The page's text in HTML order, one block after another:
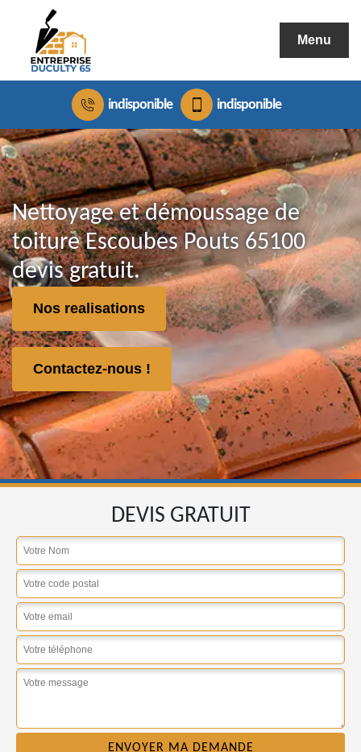
Menu
indisponible indisponible
Nettoyage et démoussage de
toiture Escoubes Pouts 65100
devis gratuit.
Nos realisations
Contactez-nous !
DEVIS GRATUIT